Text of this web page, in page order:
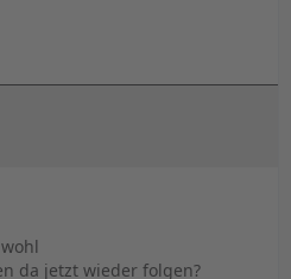
da jetzt wieder folgen?